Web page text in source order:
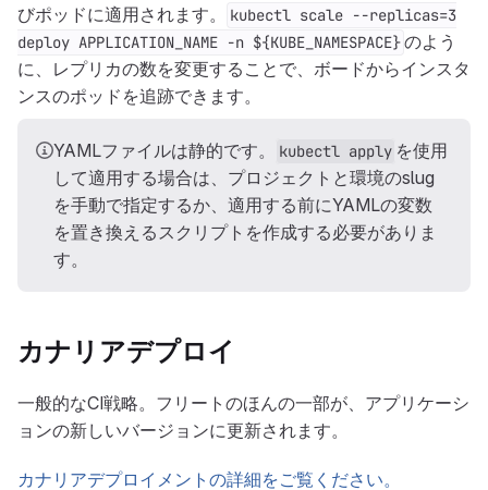
びポッドに適用されます。
kubectl scale --replicas=3
deploy APPLICATION_NAME -n ${KUBE_NAMESPACE}のよう
に、レプリカの数を変更することで、ボードからインスタ
ンスのポッドを追跡できます。
YAMLファイルは静的です。 kubectl apply を使用
して適用する場合は、プロジェクトと環境のslug
を手動で指定するか、適用する前にYAMLの変数
を置き換えるスクリプトを作成する必要がありま
す。
カナリアデプロイ
一般的なCI戦略。フリートのほんの一部が、アプリケーシ
ョンの新しいバージョンに更新されます。
カナリアデプロイメントの詳細をご覧ください。